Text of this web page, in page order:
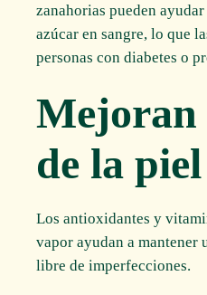
zanahorias pueden
azúcar en sangre, lo que
personas con diabetes o
Mejoran
de la piel
Los antioxidantes y
vapor ayudan a mantener
libre de imperfecciones.